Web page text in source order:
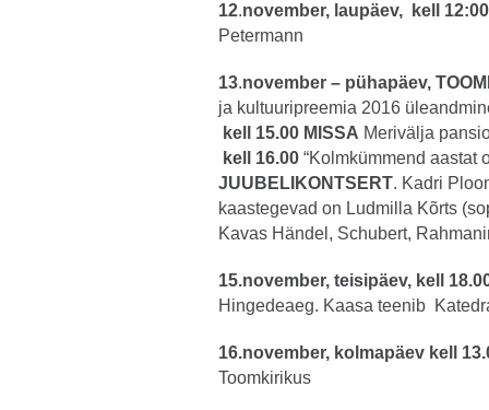
12.november, laupäev, kell
Petermann
13.november – pühapäev,
ja kultuuripreemia 2016
kell 15.00 MISSA Merivälja
kell 16.00 “Kolmkümmend aastat
JUUBELIKONTSERT. Kadri
kaastegevad on Ludmilla Kõrts
Kavas Händel, Schubert,
15.november, teisipäev, kell
Hingedeaeg. Kaasa teenib
16.november, kolmapäev kell
Toomkirikus